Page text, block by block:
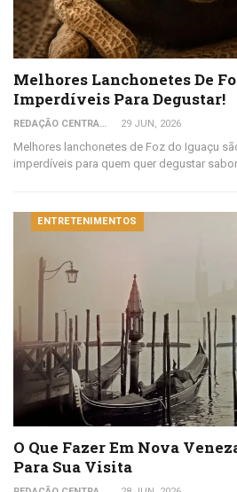
Melhores Lanchonetes De
Imperdíveis Para Degustar!
REDAÇÃO CENTRAL DO VIAJANTE 29 JUN, 2026
Melhores lanchonetes de Foz do Iguaçu
imperdíveis para quem quer degustar
ENTRETENIMENTOS
O Que Fazer Em Nova
Para Sua Visita